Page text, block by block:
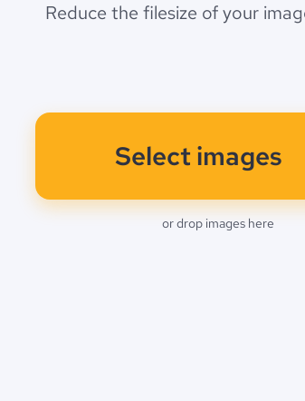
Reduce the filesize of your
Select images
or drop images here